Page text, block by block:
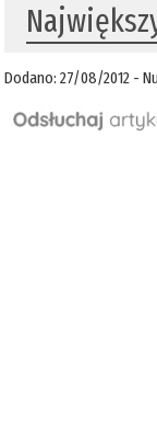
Dodano: 27/08/2012 -